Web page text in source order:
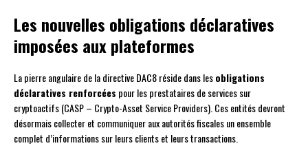
Les nouvelles obligations déclaratives
imposées aux plateformes
La pierre angulaire de la directive DAC8 réside dans lesobligations
déclaratives renforcées pour les prestataires de services sur
cryptoactifs (CASP – Crypto-Asset Service Providers). Ces entités devront
désormais collecter et communiquer aux autorités fiscales un ensemble
complet d’informations sur leurs clients et leurs transactions.